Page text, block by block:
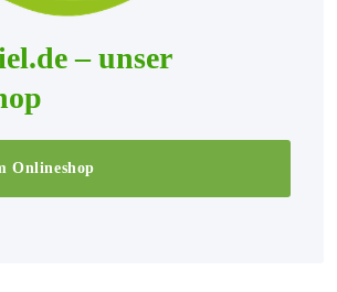
– unser
Onlineshop